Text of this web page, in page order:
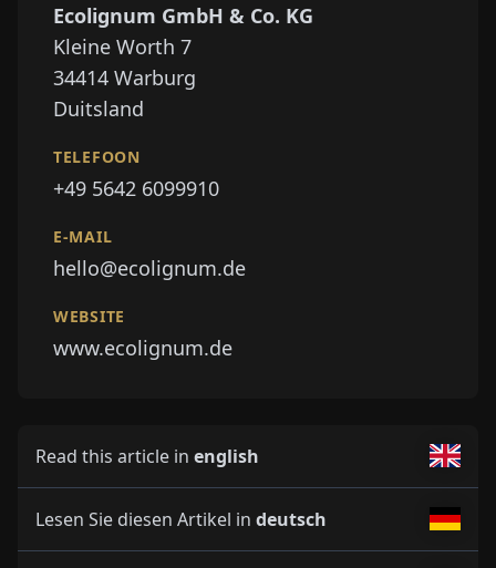
Ecolignum GmbH & Co. KG
Kleine Worth 7
34414 Warburg
Duitsland
TELEFOON
+49 5642 6099910
E-MAIL
hello@ecolignum.de
WEBSITE
www.ecolignum.de
Read this article in english
Lesen Sie diesen Artikel in deutsch